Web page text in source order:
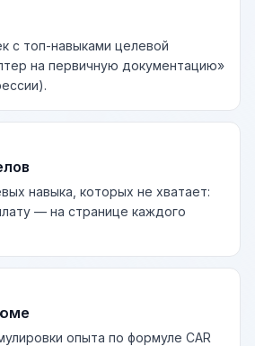
с топ-навыками целевой
на первичную документацию»
навыка, которых не хватает:
— на странице каждого
опыта по формуле CAR